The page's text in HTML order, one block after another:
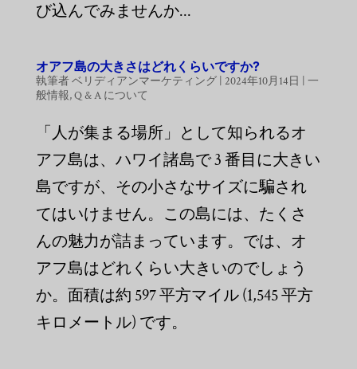
び込んでみませんか...
オアフ島の大きさはどれくらいですか?
執筆者ベリディアンマーケティング| 2024年10月14日
一
般情報,Q & A について
「人が集まる場所」として知られるオ
アフ島は、ハワイ諸島で 3 番目に大きい
島ですが、その小さなサイズに騙され
てはいけません。この島には、たくさ
んの魅力が詰まっています。では、オ
アフ島はどれくらい大きいのでしょう
か。面積は約 597 平方マイル (1,545 平方
キロメートル) です。